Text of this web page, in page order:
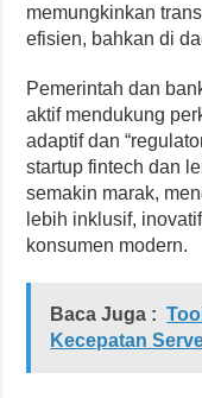
memungkinkan
efisien, bahkan di
Pemerintah dan
aktif mendukung
adaptif dan
startup fintech dan
semakin marak,
lebih inklusif,
konsumen modern.
Baca Juga :
Kecepatan